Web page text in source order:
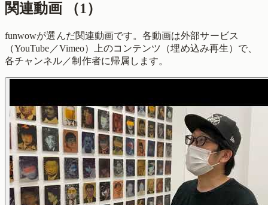
関連動画 （1）
funwowが選んだ関連動画です。各動画は外部サービス
（YouTube／Vimeo）上のコンテンツ（埋め込み再生）で、
各チャンネル／制作者に帰属します。